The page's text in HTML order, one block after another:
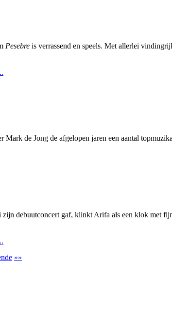
Pesebre is verrassend en speels. Met allerlei
Mark de Jong de afgelopen jaren een aantal
debuutconcert gaf, klinkt Arifa als een klok met
»»